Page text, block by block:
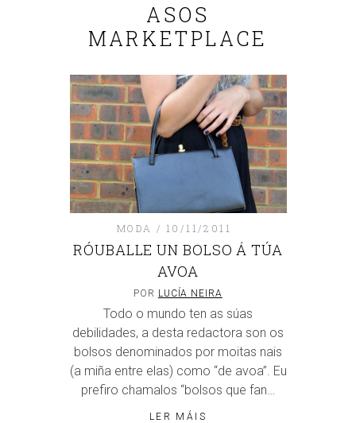
ASOS
MARKETPLACE
MODA 10/11/2011
RÓUBALLE UN BOLSO Á TÚA
AVOA
POR LUCÍA NEIRA
Todo o mundo ten as súas
debilidades, a desta redactora son os
bolsos denominados por moitas nais
(a miña entre elas) como “de avoa”. Eu
prefiro chamalos “bolsos que fan…
LER MÁIS